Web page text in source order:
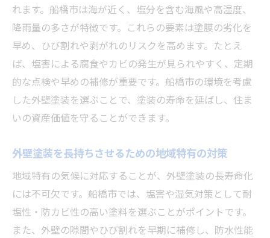
れ方法
外壁塗装とアフターサービスの活用ポイン
ト
外壁塗装の維持に役立つ保証制度の確認
外壁塗装の劣化サインを早期発見するコツ
外壁塗装の専門家による点検で得られる安
心
外壁塗装の耐用年数を最大限活かす暮らし
れます。船橋市は海が近く、塩分を含む海風や高湿度、
降雨量の多さが特徴です。これらの要素は塗膜の劣化を
早め、ひび割れや剥がれのリスクを高めます。たとえ
ば、塩害による腐食やカビの発生が見られやすく、定期
的な点検や早めの補修が重要です。船橋市の環境を考慮
した外壁塗装を選ぶことで、塗装の寿命を延ばし、住ま
いの資産価値を守ることができます。
外壁塗装を長持ちさせるための地域特有の対策
地域特有の気候に対応することが、外壁塗装の長寿命化
には不可欠です。船橋市では、塩害や湿気対策として耐
塩性・防カビ性の高い塗料を選ぶことがポイントです。
また、外壁の隙間やひび割れを早期に補修し、防水性能